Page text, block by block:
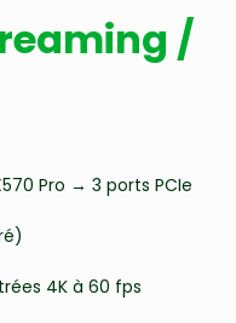
/
Pro → 3 ports PCIe
4K à 60 fps